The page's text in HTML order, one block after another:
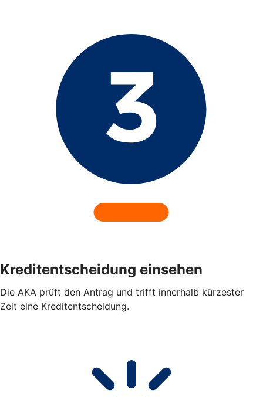
Kreditentscheidung einsehen
Die AKA prüft den Antrag und trifft innerhalb kürzester
Zeit eine Kreditentscheidung.